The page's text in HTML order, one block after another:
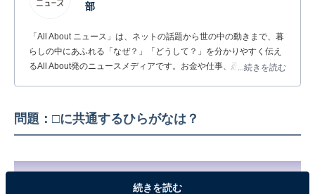
部
「All About ニュース」は、ネットの話題から世の中の動きまで、暮
らしの中にあふれる「なぜ？」「どうして？」を分かりやすく伝え
るAll About発のニュースメディアです。お金や仕事、恋愛、ITに関
...続きを読む
問題：□に共通するひらがなは？
続きを読む